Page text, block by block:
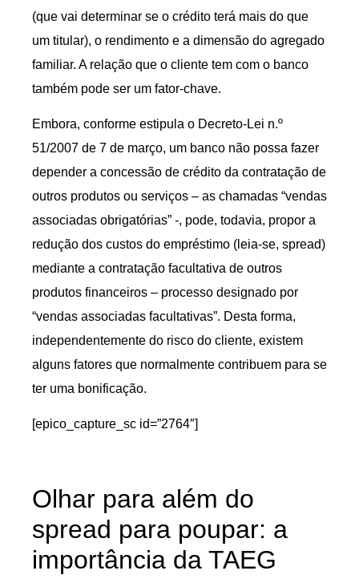
(que vai determinar se o crédito terá mais do que
um titular), o rendimento e a dimensão do agregado
familiar. A relação que o cliente tem com o banco
também pode ser um fator-chave.
Embora, conforme estipula o Decreto-Lei n.º
51/2007 de 7 de março, um banco não possa fazer
depender a concessão de crédito da contratação de
outros produtos ou serviços – as chamadas “vendas
associadas obrigatórias” -, pode, todavia, propor a
redução dos custos do empréstimo (leia-se, spread)
mediante a contratação facultativa de outros
produtos financeiros – processo designado por
“vendas associadas facultativas”. Desta forma,
independentemente do risco do cliente, existem
alguns fatores que normalmente contribuem para se
ter uma bonificação.
[epico_capture_sc id=”2764″]
Olhar para além do
spread para poupar: a
importância da TAEG